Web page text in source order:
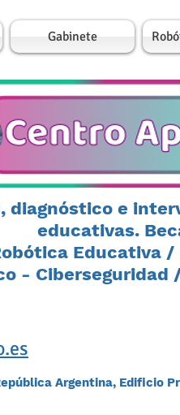
Gabinete
diagnóstico e
educativas.
Educativa
- Ciberseguridad
Argentina, Edificio